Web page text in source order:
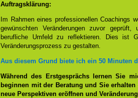
Auftragsklärung:
Im Rahmen eines professionellen Coachings
gewünschten Veränderungen zuvor
berufliche Umfeld zu reflektieren. Dies ist
Veränderungsprozess zu gestalten.
Aus diesem Grund biete ich ein 50 Minuten
Während des Erstgesprächs lernen Sie
beginnen mit der Beratung und Sie
neue Perspektiven eröffnen und